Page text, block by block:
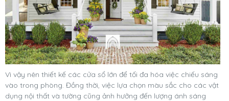
Vì vậy nên thiết kế các cửa sổ lớn để tối đa hóa việc chiếu sáng
vào trong phòng. Đồng thời, việc lựa chọn màu sắc cho các vật
dụng nội thất và tường cũng ảnh hưởng đến lượng ánh sáng